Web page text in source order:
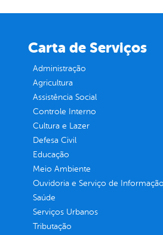
Carta de Serviços
Administração
Agricultura
Assistência Social
Controle Interno
Cultura e Lazer
Defesa Civil
Educação
Meio Ambiente
Ouvidoria e Serviço de Informação
Saúde
Serviços Urbanos
Tributação